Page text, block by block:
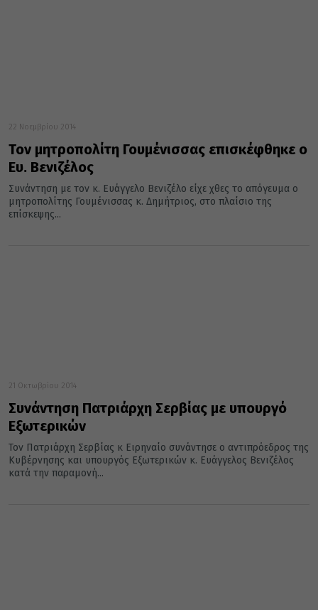
22 Νοεμβρίου 2014
Τον μητροπολίτη Γουμένισσας επισκέφθηκε ο
Ευ. Βενιζέλος
Συνάντηση με τον κ. Ευάγγελο Βενιζέλο είχε χθες το απόγευμα ο
μητροπολίτης Γουμένισσας κ. Δημήτριος, στο πλαίσιο της
επίσκεψης...
21 Οκτωβρίου 2014
Συνάντηση Πατριάρχη Σερβίας με υπουργό
Εξωτερικών
Τον Πατριάρχη Σερβίας κ Ειρηναίο συνάντησε ο αντιπρόεδρος της
Κυβέρνησης και υπουργός Εξωτερικών κ. Ευάγγελος Βενιζέλος
κατά την παραμονή...